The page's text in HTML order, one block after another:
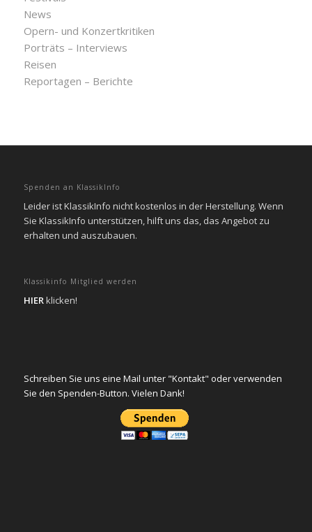
News
Opern- und Konzertkritiken
Porträts – Interviews
Reisen
Reportagen – Berichte
Spenden an KlassikInfo
Leider ist KlassikInfo nicht kostenlos in der Herstellung. Wenn
Sie KlassikInfo unterstützen, hilft uns das, das Angebot zu
erhalten und auszubauen.
Klassikinfo Mitglied werden
HIERklicken!
Schreiben Sie uns eine Mail unter "Kontakt" oder verwenden
Sie den Spenden-Button. Vielen Dank!